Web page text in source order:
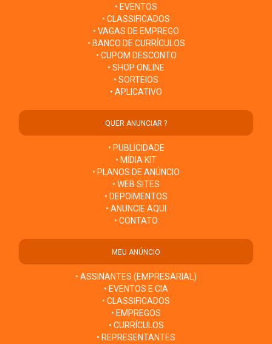
• EVENTOS
• CLASSIFICADOS
• VAGAS DE EMPREGO
• BANCO DE CURRÍCULOS
• CUPOM DESCONTO
• SHOP ONLINE
• SORTEIOS
• APLICATIVO
QUER ANUNCIAR ?
• PUBLICIDADE
• MÍDIA KIT
• PLANOS DE ANÚNCIO
• WEB SITES
• DEPOIMENTOS
• ANUNCIE AQUI
• CONTATO
MEU ANÚNCIO
• ASSINANTES (EMPRESARIAL)
• EVENTOS E CIA
• CLASSIFICADOS
• EMPREGOS
• CURRÍCULOS
• REPRESENTANTES